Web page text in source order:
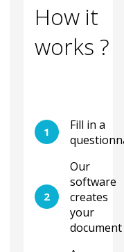
How it
works ?
1
Fill in a
2
Our
software
creates
your
document